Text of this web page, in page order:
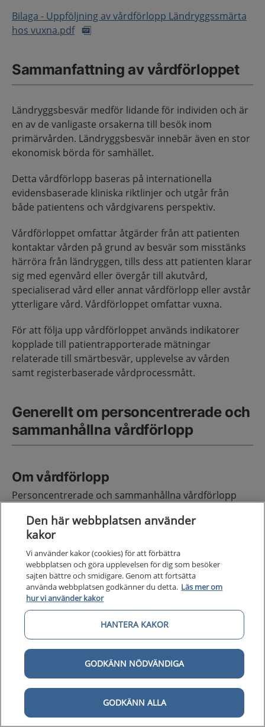
Bilaga - Uppföljning av vårdförlopp Ländryggssmärta
hos vuxna.pdf
Sammanfattning av vårdförloppet
Ländryggsbesvär medför lidande för individen och är
en av de vanligaste orsakerna till besök inom
primärvården. Ländryggsbesvär innebär även en stor
ekonomisk börda för samhället.
Detta vårdförlopp baseras på internationella
evidensbaserade kliniska riktlinjer och utgår från
både patientens och vårdgivarens perspektiv.
Vårdförloppet omfattar åtgärder från att patienten
kontaktar vården på grund av besvär som misstänks
härröra från ländryggen, tills dess att patienten klarar
sig med egenvård eller övergår till akutvård,
specialiserad vård eller annat vårdförlopp eller avstår
ytterligare vård. Vårdförloppet omfattar vuxna.
För att följa upp vårdförloppet används indikatorer
kopplade till patientrapporterade mätningar
relaterade till smärtbesvär, upplevelse av vården
samt registerbaserade vårdprocessmått.
Generellt om personcentrerade och
sammanhållna vårdförlopp
Om vårdförlopp
Personcentrerade och sammanhållna vårdförlopp
kvalitet i hälso- och sjukvården samt att skapa en mer
välorganiserad och helhetsorienterad process för
patienten.
Vårdförloppen utgår från tillförlitliga och aktuella
kunskapsstöd och tas gemensamt fram av olika
professioner inom regionernas nationella system för
I vårdförloppet beskrivs kortfattat vad som ska göras,
i vilken ordning och när. Det beskriver en
personcentrerad och sammanhållen vårdprocess
som omfattar en hel eller en del av en vårdkedja.
Åtgärderna kan individanpassas och inkluderar hur
individens hälsa kan främjas.
Den här webbplatsen använder
kakor
Vi använder kakor (cookies) för att förbättra
webbplatsen och göra upplevelsen för dig som besöker
sajten bättre och smidigare. Genom att fortsätta
använda webbplatsen godkänner du detta. Läs mer om
hur vi använder kakor
HANTERA KAKOR
GODKÄNN NÖDVÄNDIGA
GODKÄNN ALLA